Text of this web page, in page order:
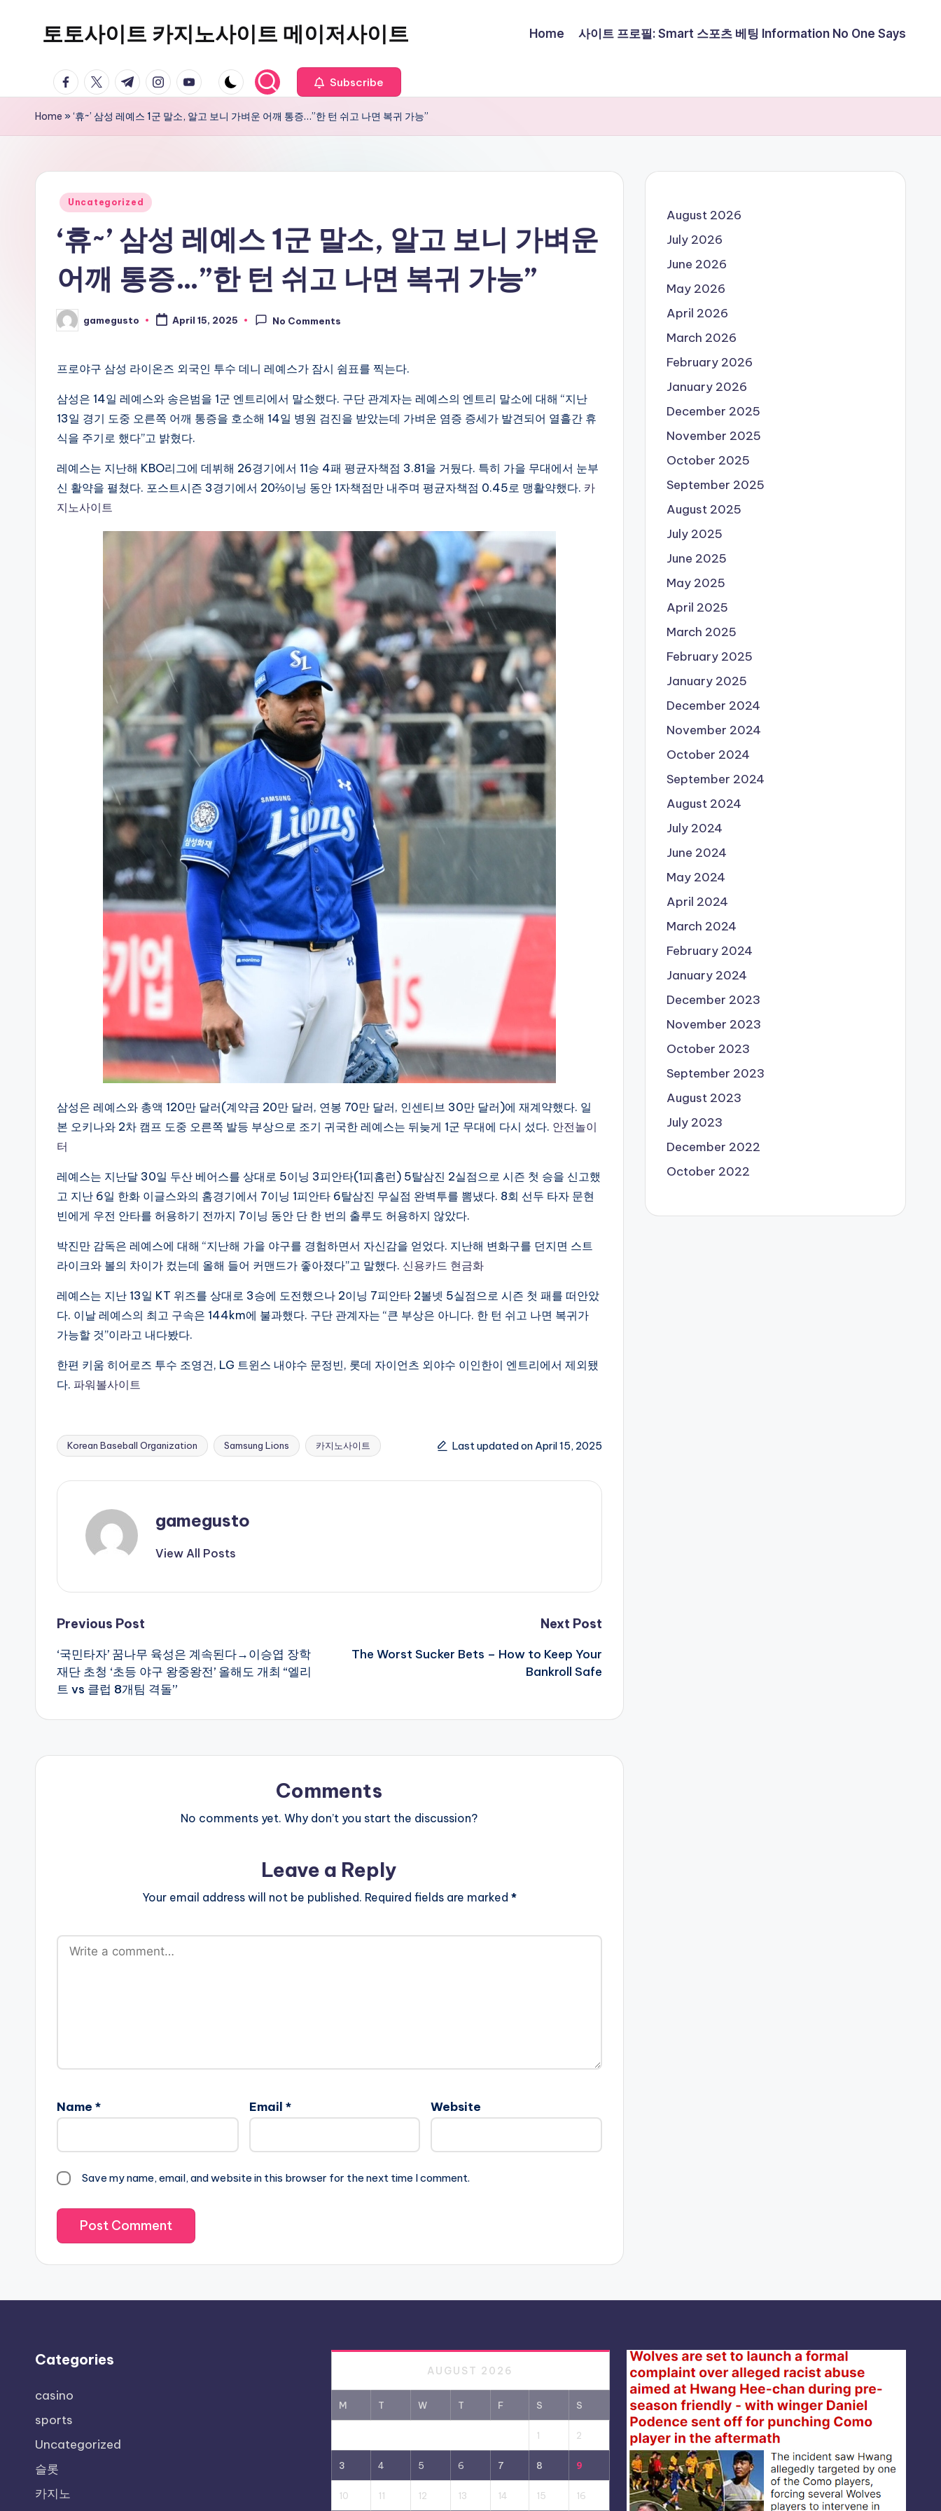
토토사이트 카지노사이트 메이저사이트 Home 사이트 프로필: Smart 스포츠 베팅 Information No One Says
facebook.com
twitter.com
t.me instagram.com
youtube.com Subscribe
Home »‘휴~’ 삼성 레예스 1군 말소, 알고 보니 가벼운 어깨 통증…”한 턴 쉬고 나면 복귀 가능”
Posted
Uncategorized
‘휴~’ 삼성 레예스 1군 말소, 알고 보니 가벼운
어깨 통증…”한 턴 쉬고 나면 복귀 가능”
Posted
by
gamegusto April 15, 2025 No Comments
프로야구 삼성 라이온즈 외국인 투수 데니 레예스가 잠시 쉼표를 찍는다.
삼성은 14일 레예스와 송은범을 1군 엔트리에서 말소했다. 구단 관계자는 레예스의 엔트리 말소에 대해 “지난
13일 경기 도중 오른쪽 어깨 통증을 호소해 14일 병원 검진을 받았는데 가벼운 염증 증세가 발견되어 열흘간 휴
식을 주기로 했다”고 밝혔다.
레예스는 지난해 KBO리그에 데뷔해 26경기에서 11승 4패 평균자책점 3.81을 거뒀다. 특히 가을 무대에서 눈부
신 활약을 펼쳤다. 포스트시즌 3경기에서 20⅔이닝 동안 1자책점만 내주며 평균자책점 0.45로 맹활약했다. 카
지노사이트
삼성은 레예스와 총액 120만 달러(계약금 20만 달러, 연봉 70만 달러, 인센티브 30만 달러)에 재계약했다. 일
본 오키나와 2차 캠프 도중 오른쪽 발등 부상으로 조기 귀국한 레예스는 뒤늦게 1군 무대에 다시 섰다. 안전놀이
터
레예스는 지난달 30일 두산 베어스를 상대로 5이닝 3피안타(1피홈런) 5탈삼진 2실점으로 시즌 첫 승을 신고했
고 지난 6일 한화 이글스와의 홈경기에서 7이닝 1피안타 6탈삼진 무실점 완벽투를 뽐냈다. 8회 선두 타자 문현
빈에게 우전 안타를 허용하기 전까지 7이닝 동안 단 한 번의 출루도 허용하지 않았다.
박진만 감독은 레예스에 대해 “지난해 가을 야구를 경험하면서 자신감을 얻었다. 지난해 변화구를 던지면 스트
라이크와 볼의 차이가 컸는데 올해 들어 커맨드가 좋아졌다”고 말했다. 신용카드 현금화
레예스는 지난 13일 KT 위즈를 상대로 3승에 도전했으나 2이닝 7피안타 2볼넷 5실점으로 시즌 첫 패를 떠안았
다. 이날 레예스의 최고 구속은 144km에 불과했다. 구단 관계자는 “큰 부상은 아니다. 한 턴 쉬고 나면 복귀가
가능할 것”이라고 내다봤다.
한편 키움 히어로즈 투수 조영건, LG 트윈스 내야수 문정빈, 롯데 자이언츠 외야수 이인한이 엔트리에서 제외됐
다. 파워볼사이트
Tags:
Korean Baseball Organization Samsung Lions 카지노사이트 Last updated on April 15, 2025
gamegusto
View All Posts
Post
navigation
Previous Post
‘국민타자’ 꿈나무 육성은 계속된다→이승엽 장학
재단 초청 ‘초등 야구 왕중왕전’ 올해도 개최 “엘리
트 vs 클럽 8개팀 격돌”
Next Post
The Worst Sucker Bets – How to Keep Your
Bankroll Safe
Comments
No comments yet. Why don’t you start the discussion?
Leave a Reply
Your email address will not be published. Required fields are marked *
Name * Email * Website
Save my name, email, and website in this browser for the next time I comment.
August 2026
July 2026
June 2026
May 2026
April 2026
March 2026
February 2026
January 2026
December 2025
November 2025
October 2025
September 2025
August 2025
July 2025
June 2025
May 2025
April 2025
March 2025
February 2025
January 2025
December 2024
November 2024
October 2024
September 2024
August 2024
July 2024
June 2024
May 2024
April 2024
March 2024
February 2024
January 2024
December 2023
November 2023
October 2023
September 2023
August 2023
July 2023
December 2022
October 2022
Categories
casino
sports
Uncategorized
슬롯
카지노
AUGUST 2026
M T W T F S S
1 2
3 4 5 6 7 8 9
10 11 12 13 14 15 16